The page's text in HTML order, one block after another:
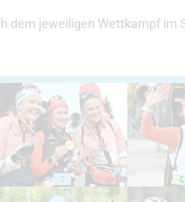
dem jeweiligen Wettkampf im
2